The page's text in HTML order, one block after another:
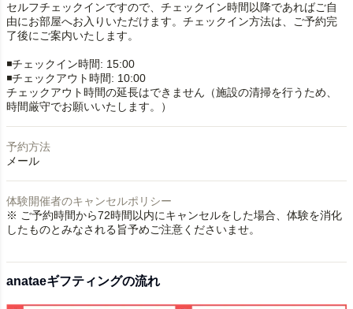
セルフチェックインですので、チェックイン時間以降であればご自
由にお部屋へお入りいただけます。チェックイン方法は、ご予約完
了後にご案内いたします。
◾️チェックイン時間: 15:00
◾️チェックアウト時間: 10:00
チェックアウト時間の延長はできません（施設の清掃を行うため、
時間厳守でお願いいたします。）
予約方法
メール
体験開催者のキャンセルポリシー
※ ご予約時間から72時間以内にキャンセルをした場合、体験を消化
したものとみなされる旨予めご注意くださいませ。
anataeギフティングの流れ